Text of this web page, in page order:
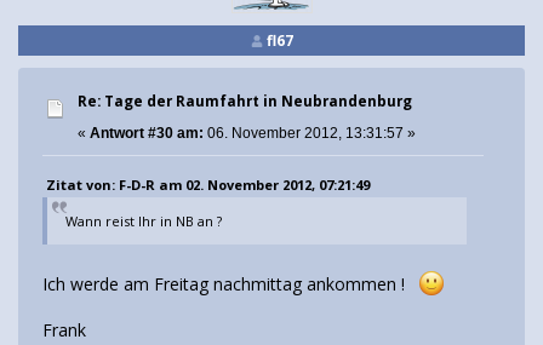
fl67
Re: Tage der Raumfahrt in Neubrandenburg
« Antwort #30 am: 06. November 2012, 13:31:57 »
Zitat von: F-D-R am 02. November 2012, 07:21:49
Wann reist Ihr in NB an ?
Ich werde am Freitag nachmittag ankommen !
Frank